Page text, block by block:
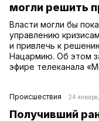
могли решить
Власти могли бы
управлению
и привлечь к
Нацармию. Об этом
эфире телеканала
Происшествия 24
Получивший